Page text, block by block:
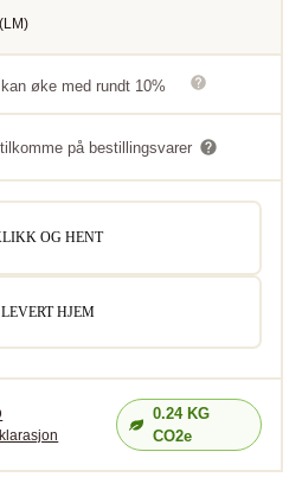
(LM)
øke med rundt 10%
på bestillingsvarer
OG HENT
LEVERT HJEM
0.24KG
CO2e